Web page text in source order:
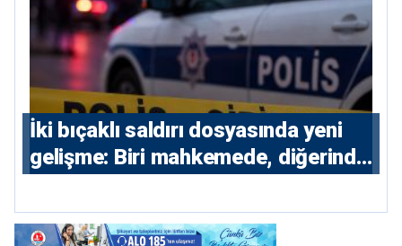
İki bıçaklı saldırı dosyasında yeni
gelişme: Biri mahkemede, diğerinde